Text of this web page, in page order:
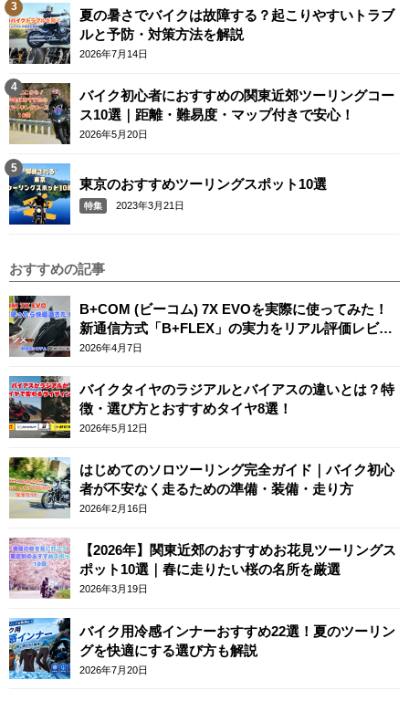
夏の暑さでバイクは故障する？起こりやすいトラブ
ルと予防・対策方法を解説
2026年7月14日
バイク初心者におすすめの関東近郊ツーリングコー
ス10選｜距離・難易度・マップ付きで安心！
2026年5月20日
東京のおすすめツーリングスポット10選
特集 2023年3月21日
おすすめの記事
B+COM (ビーコム) 7X EVOを実際に使ってみた！
新通信方式「B+FLEX」の実力をリアル評価レビュ
ー
2026年4月7日
バイクタイヤのラジアルとバイアスの違いとは？特
徴・選び方とおすすめタイヤ8選！
2026年5月12日
はじめてのソロツーリング完全ガイド｜バイク初心
者が不安なく走るための準備・装備・走り方
2026年2月16日
【2026年】関東近郊のおすすめお花見ツーリングス
ポット10選｜春に走りたい桜の名所を厳選
2026年3月19日
バイク用冷感インナーおすすめ22選！夏のツーリン
グを快適にする選び方も解説
2026年7月20日